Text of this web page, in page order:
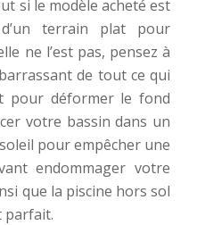
si le modèle acheté est
terrain plat pour
ne l’est pas, pensez à
de tout ce qui
pour déformer le fond
votre bassin dans un
pour empêcher une
endommager votre
que la piscine hors sol
parfait.